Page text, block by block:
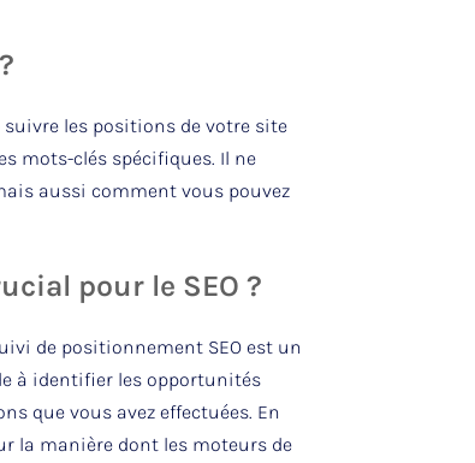
les positions de votre site
mots-clés spécifiques. Il ne
aussi comment vous pouvez
pour le SEO ?
de positionnement SEO est un
à identifier les opportunités
que vous avez effectuées. En
la manière dont les moteurs de